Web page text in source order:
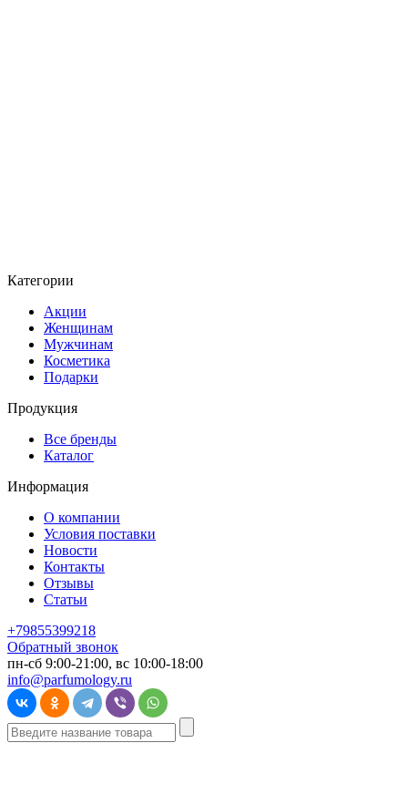
Категории
Акции
Женщинам
Мужчинам
Косметика
Подарки
Продукция
Все бренды
Каталог
Информация
О компании
Условия поставки
Новости
Контакты
Отзывы
Статьи
+79855399218
Обратный звонок
пн-сб 9:00-21:00, вс 10:00-18:00
info@parfumology.ru